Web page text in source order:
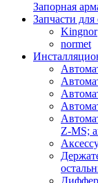
Запорная
Запчасти
Kingnor
normet
Z-MS;